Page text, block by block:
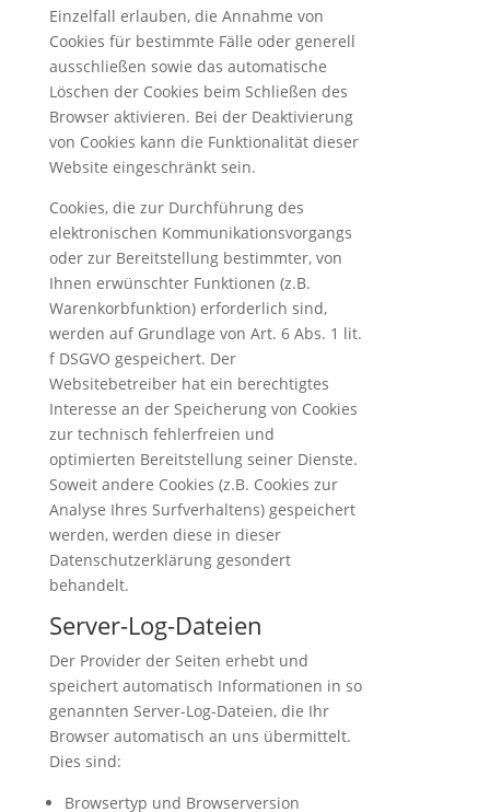
Einzelfall erlauben, die Annahme von
Cookies für bestimmte Fälle oder generell
ausschließen sowie das automatische
Löschen der Cookies beim Schließen des
Browser aktivieren. Bei der Deaktivierung
von Cookies kann die Funktionalität dieser
Website eingeschränkt sein.
Cookies, die zur Durchführung des
elektronischen Kommunikationsvorgangs
oder zur Bereitstellung bestimmter, von
Ihnen erwünschter Funktionen (z.B.
Warenkorbfunktion) erforderlich sind,
werden auf Grundlage von Art. 6 Abs. 1 lit.
f DSGVO gespeichert. Der
Websitebetreiber hat ein berechtigtes
Interesse an der Speicherung von Cookies
zur technisch fehlerfreien und
optimierten Bereitstellung seiner Dienste.
Soweit andere Cookies (z.B. Cookies zur
Analyse Ihres Surfverhaltens) gespeichert
werden, werden diese in dieser
Datenschutzerklärung gesondert
behandelt.
Server-Log-Dateien
Der Provider der Seiten erhebt und
speichert automatisch Informationen in so
genannten Server-Log-Dateien, die Ihr
Browser automatisch an uns übermittelt.
Dies sind:
Browsertyp und Browserversion